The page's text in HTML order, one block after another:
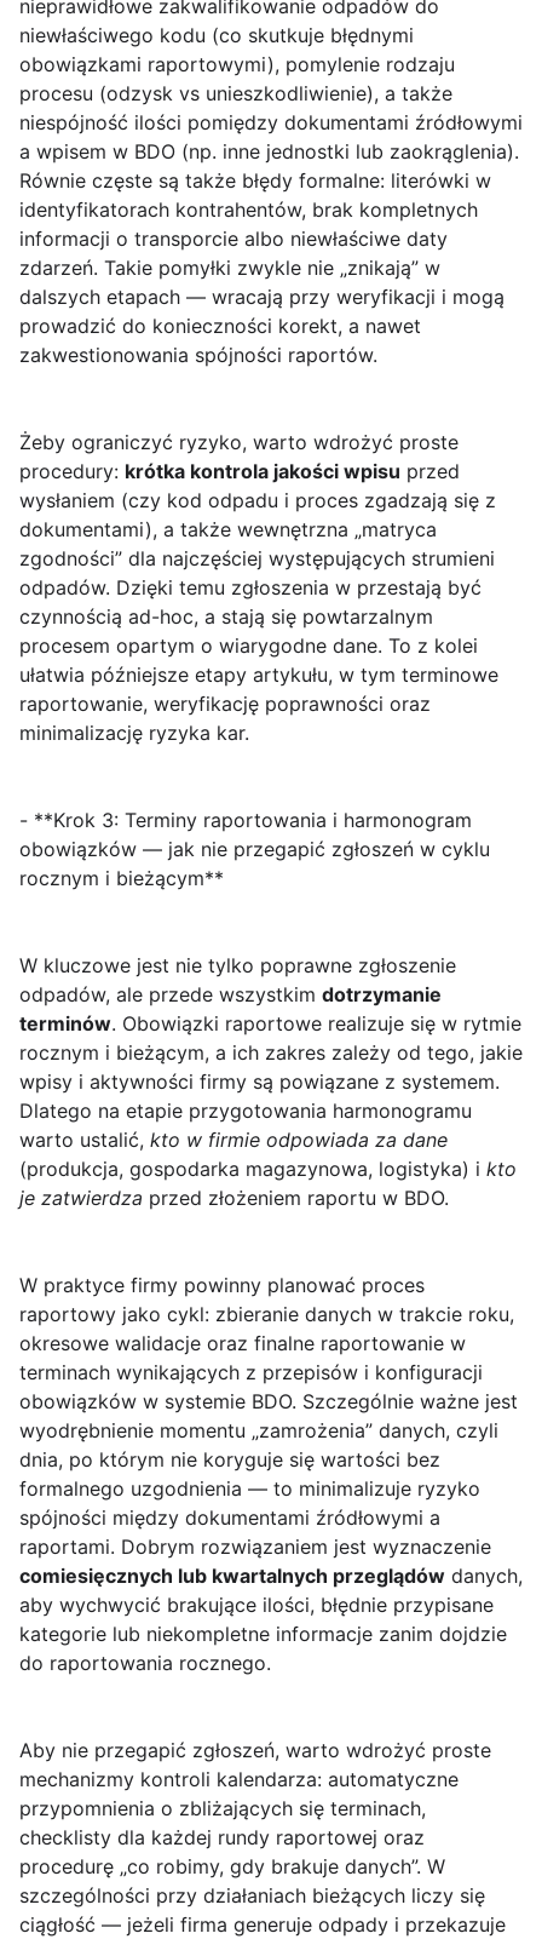
nieprawidłowe zakwalifikowanie odpadów do
niewłaściwego kodu (co skutkuje błędnymi
obowiązkami raportowymi), pomylenie rodzaju
procesu (odzysk vs unieszkodliwienie), a także
niespójność ilości pomiędzy dokumentami źródłowymi
a wpisem w BDO (np. inne jednostki lub zaokrąglenia).
Równie częste są także błędy formalne: literówki w
identyfikatorach kontrahentów, brak kompletnych
informacji o transporcie albo niewłaściwe daty
zdarzeń. Takie pomyłki zwykle nie „znikają” w
dalszych etapach — wracają przy weryfikacji i mogą
prowadzić do konieczności korekt, a nawet
zakwestionowania spójności raportów.
Żeby ograniczyć ryzyko, warto wdrożyć proste
procedury: krótka kontrola jakości wpisu przed
wysłaniem (czy kod odpadu i proces zgadzają się z
dokumentami), a także wewnętrzna „matryca
zgodności” dla najczęściej występujących strumieni
odpadów. Dzięki temu zgłoszenia w przestają być
czynnością ad-hoc, a stają się powtarzalnym
procesem opartym o wiarygodne dane. To z kolei
ułatwia późniejsze etapy artykułu, w tym terminowe
raportowanie, weryfikację poprawności oraz
minimalizację ryzyka kar.
- **Krok 3: Terminy raportowania i harmonogram
obowiązków — jak nie przegapić zgłoszeń w cyklu
rocznym i bieżącym**
W kluczowe jest nie tylko poprawne zgłoszenie
odpadów, ale przede wszystkim dotrzymanie
terminów. Obowiązki raportowe realizuje się w rytmie
rocznym i bieżącym, a ich zakres zależy od tego, jakie
wpisy i aktywności firmy są powiązane z systemem.
Dlatego na etapie przygotowania harmonogramu
warto ustalić, kto w firmie odpowiada za dane
(produkcja, gospodarka magazynowa, logistyka) i kto
je zatwierdza przed złożeniem raportu w BDO.
W praktyce firmy powinny planować proces
raportowy jako cykl: zbieranie danych w trakcie roku,
okresowe walidacje oraz finalne raportowanie w
terminach wynikających z przepisów i konfiguracji
obowiązków w systemie BDO. Szczególnie ważne jest
wyodrębnienie momentu „zamrożenia” danych, czyli
dnia, po którym nie koryguje się wartości bez
formalnego uzgodnienia — to minimalizuje ryzyko
spójności między dokumentami źródłowymi a
raportami. Dobrym rozwiązaniem jest wyznaczenie
comiesięcznych lub kwartalnych przeglądów danych,
aby wychwycić brakujące ilości, błędnie przypisane
kategorie lub niekompletne informacje zanim dojdzie
do raportowania rocznego.
Aby nie przegapić zgłoszeń, warto wdrożyć proste
mechanizmy kontroli kalendarza: automatyczne
przypomnienia o zbliżających się terminach,
checklisty dla każdej rundy raportowej oraz
procedurę „co robimy, gdy brakuje danych”. W
szczególności przy działaniach bieżących liczy się
ciągłość — jeżeli firma generuje odpady i przekazuje